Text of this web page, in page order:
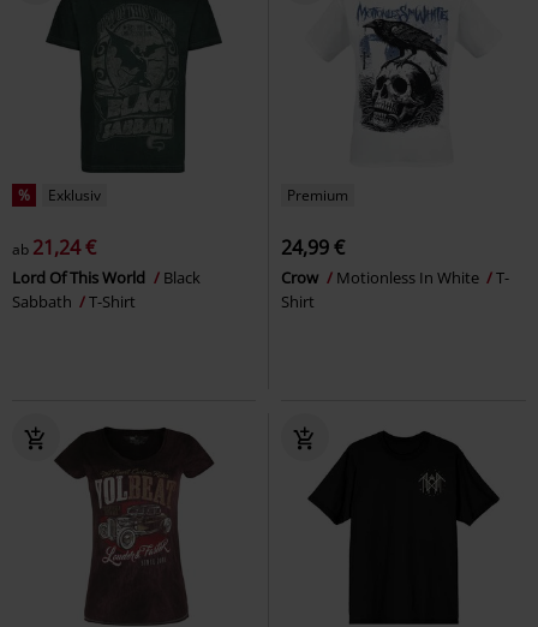
% Exklusiv
ab 21,24 €
Lord Of This World
Black
Sabbath
T-Shirt
Premium
24,99 €
Crow Motionless In White
T-
Shirt